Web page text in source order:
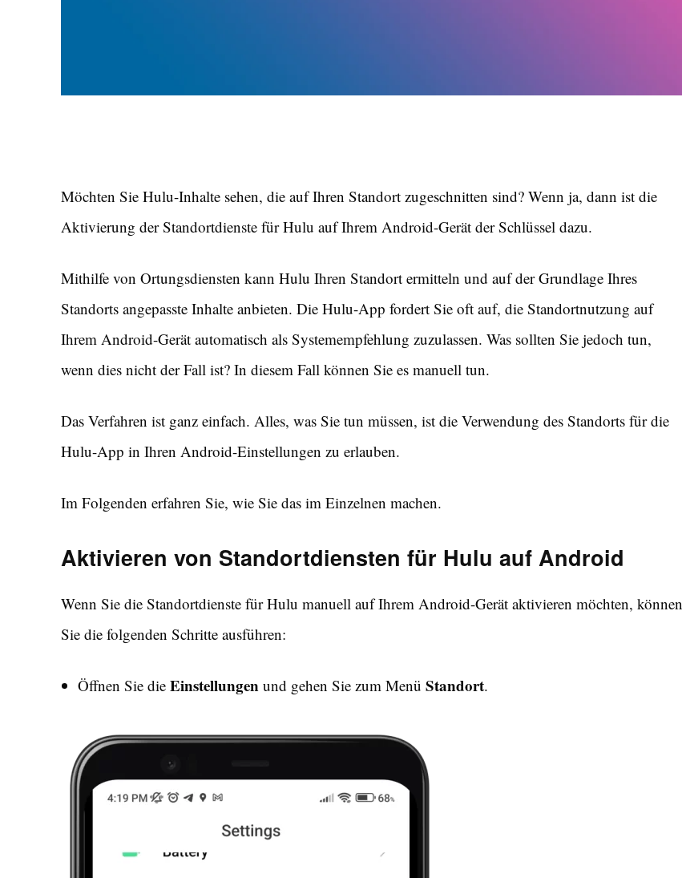
Möchten Sie Hulu-Inhalte sehen, die auf Ihren Standort zugeschnitten sind? Wenn ja, dann ist die
Aktivierung der Standortdienste für Hulu auf Ihrem Android-Gerät der Schlüssel dazu.
Mithilfe von Ortungsdiensten kann Hulu Ihren Standort ermitteln und auf der Grundlage Ihres
Standorts angepasste Inhalte anbieten. Die Hulu-App fordert Sie oft auf, die Standortnutzung auf
Ihrem Android-Gerät automatisch als Systemempfehlung zuzulassen. Was sollten Sie jedoch tun,
wenn dies nicht der Fall ist? In diesem Fall können Sie es manuell tun.
Das Verfahren ist ganz einfach. Alles, was Sie tun müssen, ist die Verwendung des Standorts für die
Hulu-App in Ihren Android-Einstellungen zu erlauben.
Im Folgenden erfahren Sie, wie Sie das im Einzelnen machen.
Aktivieren von Standortdiensten für Hulu auf Android
Wenn Sie die Standortdienste für Hulu manuell auf Ihrem Android-Gerät aktivieren möchten, können
Sie die folgenden Schritte ausführen:
Öffnen Sie die Einstellungen und gehen Sie zum Menü Standort.